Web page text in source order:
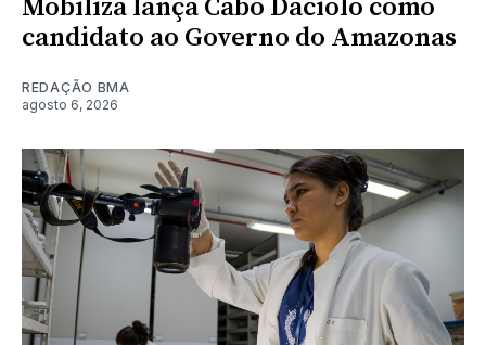
Mobiliza lança Cabo Daciolo como
candidato ao Governo do Amazonas
REDAÇÃO BMA
agosto 6, 2026